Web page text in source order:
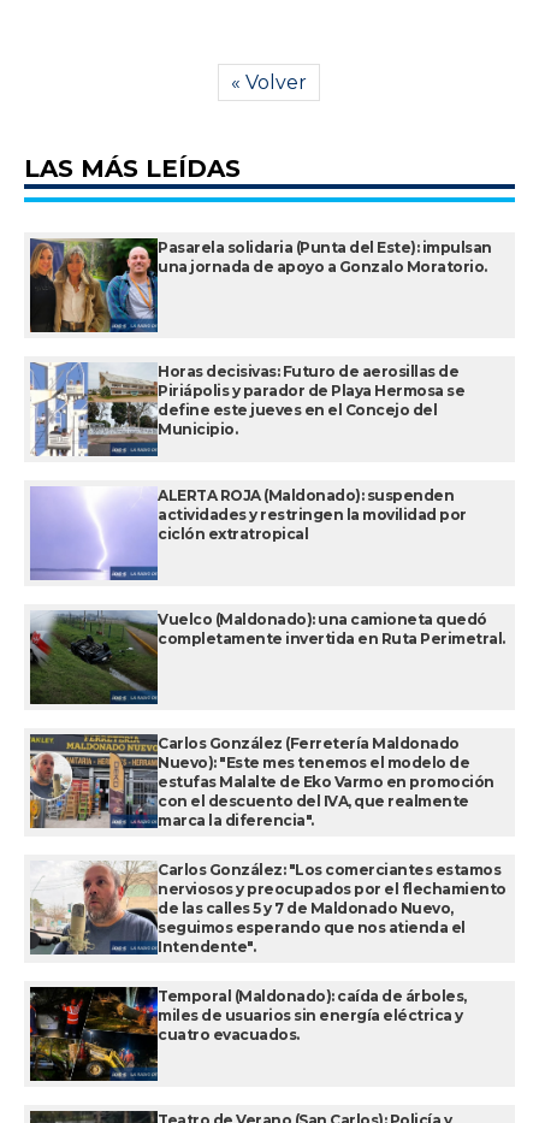
« Volver
LAS MÁS LEÍDAS
Pasarela solidaria (Punta del Este): impulsan
una jornada de apoyo a Gonzalo Moratorio.
Horas decisivas: Futuro de aerosillas de
Piriápolis y parador de Playa Hermosa se
define este jueves en el Concejo del
Municipio.
ALERTA ROJA (Maldonado): suspenden
actividades y restringen la movilidad por
ciclón extratropical
Vuelco (Maldonado): una camioneta quedó
completamente invertida en Ruta Perimetral.
Carlos González (Ferretería Maldonado
Nuevo): "Este mes tenemos el modelo de
estufas Malalte de Eko Varmo en promoción
con el descuento del IVA, que realmente
marca la diferencia".
Carlos González: "Los comerciantes estamos
nerviosos y preocupados por el flechamiento
de las calles 5 y 7 de Maldonado Nuevo,
seguimos esperando que nos atienda el
Intendente".
Temporal (Maldonado): caída de árboles,
miles de usuarios sin energía eléctrica y
cuatro evacuados.